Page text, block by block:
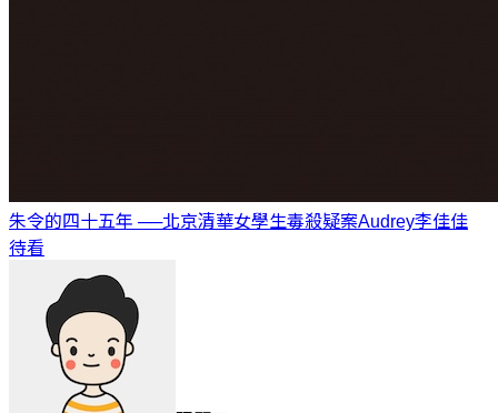
朱令的四十五年 ──北京清華女學生毒殺疑案Audrey李佳佳
待看